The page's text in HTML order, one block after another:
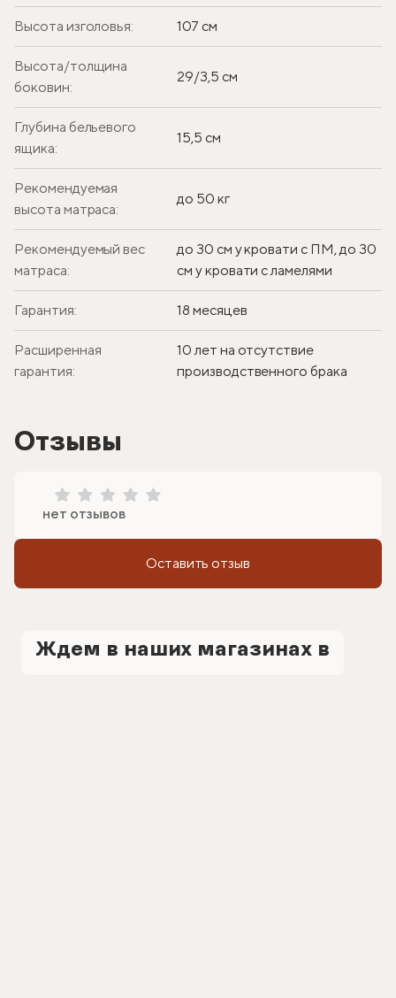
Высота изголовья: 107 см
Высота/толщина
боковин:
29/3,5 см
Глубина бельевого
ящика:
15,5 см
Рекомендуемая
высота матраса:
до 50 кг
Рекомендуемый вес
матраса:
до 30 см у кровати с ПМ, до 30
см у кровати с ламелями
Гарантия: 18 месяцев
Расширенная
гарантия:
10 лет на отсутствие
производственного брака
Отзывы
нет отзывов
Оставить отзыв
Ждем в наших магазинах в